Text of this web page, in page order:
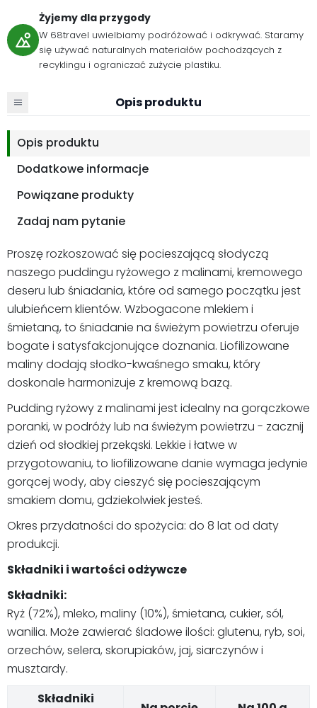
Żyjemy dla przygody
W 68travel uwielbiamy podróżować i odkrywać. Staramy
się używać naturalnych materiałów pochodzących z
recyklingu i ograniczać zużycie plastiku.
Opis produktu
Opis produktu
Dodatkowe informacje
Powiązane produkty
Zadaj nam pytanie
Proszę rozkoszować się pocieszającą słodyczą
naszego puddingu ryżowego z malinami, kremowego
deseru lub śniadania, które od samego początku jest
ulubieńcem klientów. Wzbogacone mlekiem i
śmietaną, to śniadanie na świeżym powietrzu oferuje
bogate i satysfakcjonujące doznania. Liofilizowane
maliny dodają słodko-kwaśnego smaku, który
doskonale harmonizuje z kremową bazą.
Pudding ryżowy z malinami jest idealny na gorączkowe
poranki, w podróży lub na świeżym powietrzu - zacznij
dzień od słodkiej przekąski. Lekkie i łatwe w
przygotowaniu, to liofilizowane danie wymaga jedynie
gorącej wody, aby cieszyć się pocieszającym
smakiem domu, gdziekolwiek jesteś.
Okres przydatności do spożycia: do 8 lat od daty
produkcji.
Składniki i wartości odżywcze
Składniki:
Ryż (72%), mleko, maliny (10%), śmietana, cukier, sól,
wanilia. Może zawierać śladowe ilości: glutenu, ryb, soi,
orzechów, selera, skorupiaków, jaj, siarczynów i
musztardy.
Składniki